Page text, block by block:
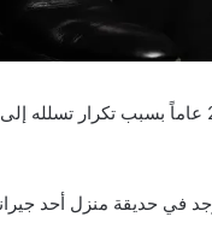
تم القبض على شاب يوناني يبلغ من العمر
في حديقة منزل أحد